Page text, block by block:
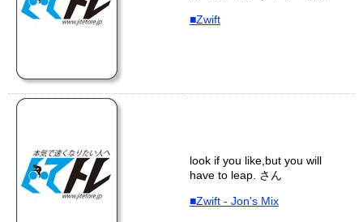
■Zwift
look if you like,but you will
have to leap. さん
■Zwift - Jon's Mix